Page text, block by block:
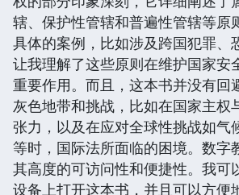
辖、保护性管辖和普遍性管辖等原
具体的案例，比如涉及跨国犯罪、
让我理解了这些原则在维护国家安
重要作用。而且，这本书并没有回
灰色地带和挑战，比如在国家主权
张力，以及在应对全球性挑战如气
等时，国际法所面临的困境。数字
其高度的可访问性和便捷性。我可
设备上打开这本书，并且可以方便